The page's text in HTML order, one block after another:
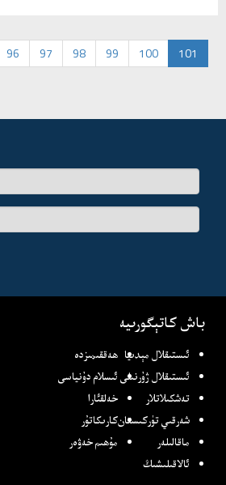
96 97 98 99 100
101
باش كاتېگورىيە
ئىستىقلال مېدىيا ھەققىمىزدە
ئىستىقلال ژۇرنىلى ئىسلام دۇنياسى
تەشكىلاتلار
خەلقئارا
شەرقىي تۈركىستانكارىكاتۇر
ماقالىلەر
مۇھىم خەۋەر
ئالاقىلىشىڭ